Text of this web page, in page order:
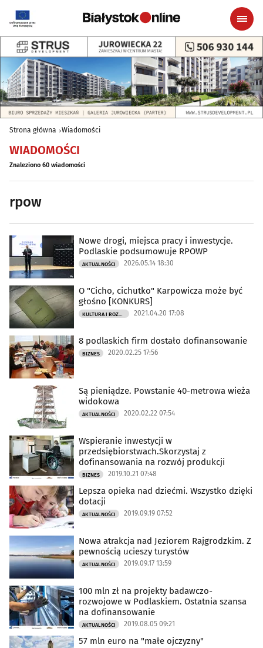
Strona główna Wiadomości
WIADOMOŚCI
Znaleziono 60 wiadomości
rpow
Nowe drogi, miejsca pracy i inwestycje.
Podlaskie podsumowuje RPOWP
AKTUALNOŚCI 2026.05.14 18:30
O "Cicho, cichutko" Karpowicza może być
głośno [KONKURS]
2021.04.20 17:08
8 podlaskich firm dostało dofinansowanie
BIZNES 2020.02.25 17:56
Są pieniądze. Powstanie 40-metrowa wieża
widokowa
AKTUALNOŚCI 2020.02.22 07:54
Wspieranie inwestycji w
przedsiębiorstwach.Skorzystaj z
dofinansowania na rozwój produkcji
BIZNES 2019.10.21 07:48
Lepsza opieka nad dziećmi. Wszystko dzięki
dotacji
AKTUALNOŚCI 2019.09.19 07:52
Nowa atrakcja nad Jeziorem Rajgrodzkim. Z
pewnością ucieszy turystów
AKTUALNOŚCI 2019.09.17 13:59
100 mln zł na projekty badawczo-
rozwojowe w Podlaskiem. Ostatnia szansa
na dofinansowanie
AKTUALNOŚCI 2019.08.05 09:21
57 mln euro na "małe ojczyzny"